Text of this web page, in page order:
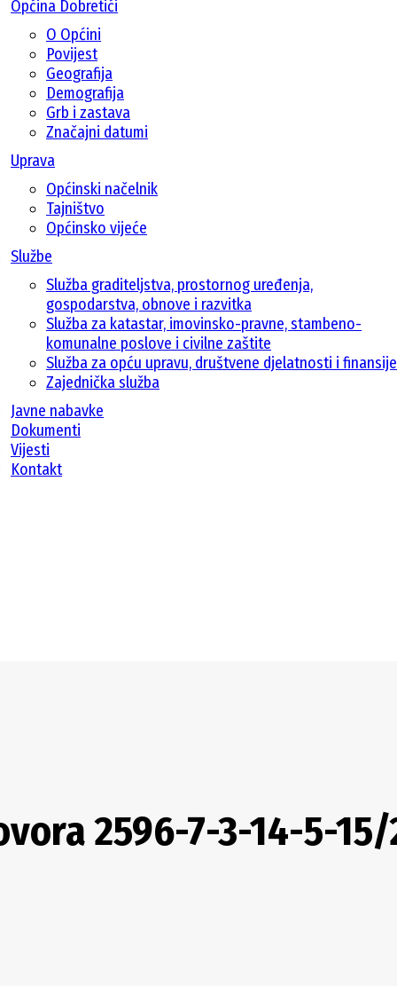
Općina Dobretići
O Općini
Povijest
Geografija
Demografija
Grb i zastava
Značajni datumi
Uprava
Općinski načelnik
Tajništvo
Općinsko vijeće
Službe
Služba graditeljstva, prostornog uređenja,
gospodarstva, obnove i razvitka
Služba za katastar, imovinsko-pravne, stambeno-
komunalne poslove i civilne zaštite
Služba za opću upravu, društvene djelatnosti i finansije
Zajednička služba
Javne nabavke
Dokumenti
Vijesti
Kontakt
2596-7-3-14-5-